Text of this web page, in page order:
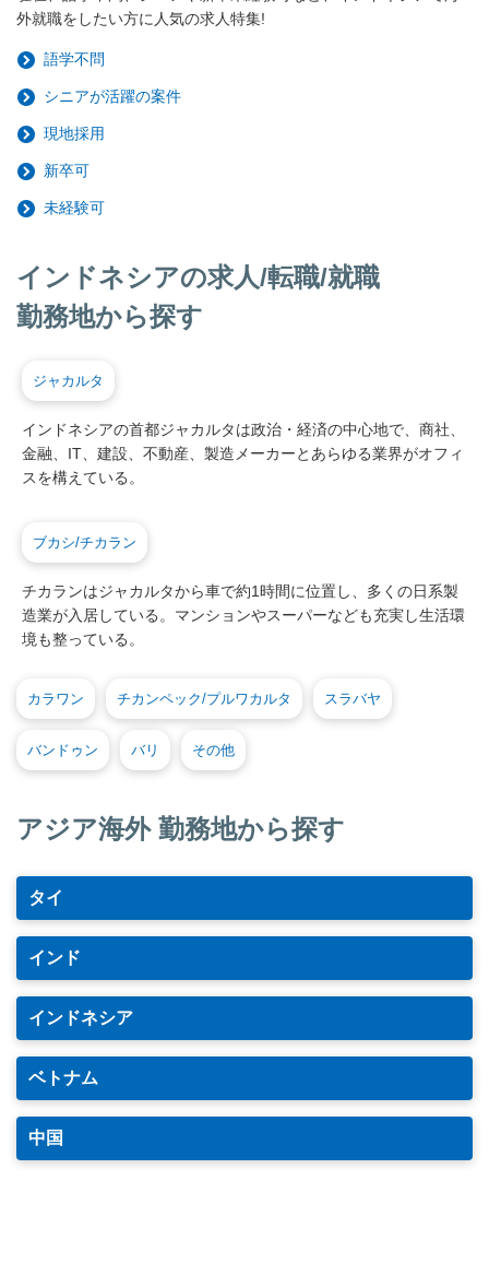
外就職をしたい方に人気の求人特集!
語学不問
シニアが活躍の案件
現地採用
新卒可
未経験可
インドネシアの求人/転職/就職
勤務地から探す
ジャカルタ
インドネシアの首都ジャカルタは政治・経済の中心地で、商社、
金融、IT、建設、不動産、製造メーカーとあらゆる業界がオフィ
スを構えている。
ブカシ/チカラン
チカランはジャカルタから車で約1時間に位置し、多くの日系製
造業が入居している。マンションやスーパーなども充実し生活環
境も整っている。
カラワン チカンペック/プルワカルタ スラバヤ
バンドゥン バリ その他
アジア海外 勤務地から探す
タイ
インド
インドネシア
ベトナム
中国